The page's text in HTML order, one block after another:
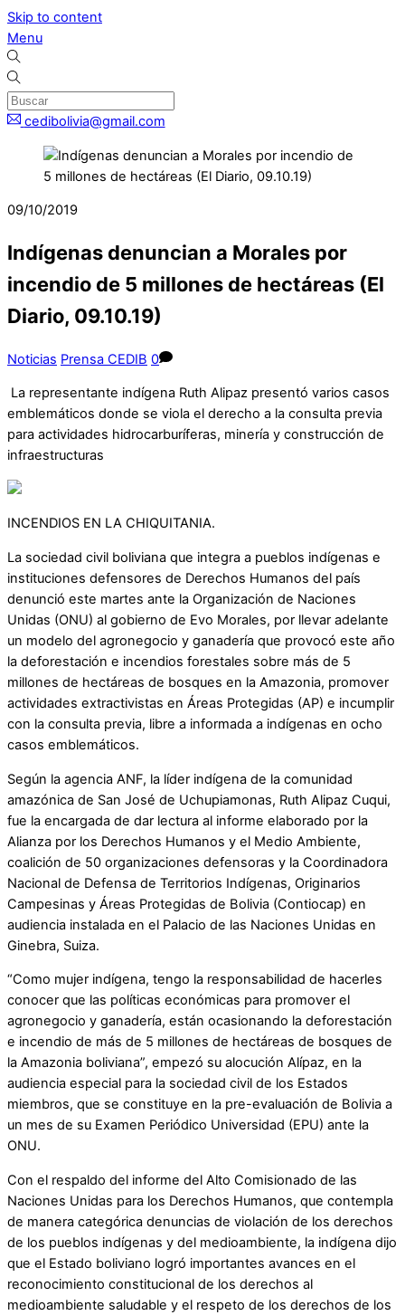
Skip to content
Menu
cedibolivia@gmail.com
09/10/2019
Indígenas denuncian a Morales por
incendio de 5 millones de hectáreas (El
Diario, 09.10.19)
Noticias Prensa CEDIB 0
La representante indígena Ruth Alipaz presentó varios casos
emblemáticos donde se viola el derecho a la consulta previa
para actividades hidrocarburíferas, minería y construcción de
infraestructuras
INCENDIOS EN LA CHIQUITANIA.
La sociedad civil boliviana que integra a pueblos indígenas e
instituciones defensores de Derechos Humanos del país
denunció este martes ante la Organización de Naciones
Unidas (ONU) al gobierno de Evo Morales, por llevar adelante
un modelo del agronegocio y ganadería que provocó este año
la deforestación e incendios forestales sobre más de 5
millones de hectáreas de bosques en la Amazonia, promover
actividades extractivistas en Áreas Protegidas (AP) e incumplir
con la consulta previa, libre a informada a indígenas en ocho
casos emblemáticos.
Según la agencia ANF, la líder indígena de la comunidad
amazónica de San José de Uchupiamonas, Ruth Alipaz Cuqui,
fue la encargada de dar lectura al informe elaborado por la
Alianza por los Derechos Humanos y el Medio Ambiente,
coalición de 50 organizaciones defensoras y la Coordinadora
Nacional de Defensa de Territorios Indígenas, Originarios
Campesinas y Áreas Protegidas de Bolivia (Contiocap) en
audiencia instalada en el Palacio de las Naciones Unidas en
Ginebra, Suiza.
“Como mujer indígena, tengo la responsabilidad de hacerles
conocer que las políticas económicas para promover el
agronegocio y ganadería, están ocasionando la deforestación
e incendio de más de 5 millones de hectáreas de bosques de
la Amazonia boliviana”, empezó su alocución Alípaz, en la
audiencia especial para la sociedad civil de los Estados
miembros, que se constituye en la pre-evaluación de Bolivia a
un mes de su Examen Periódico Universidad (EPU) ante la
ONU.
Con el respaldo del informe del Alto Comisionado de las
Naciones Unidas para los Derechos Humanos, que contempla
de manera categórica denuncias de violación de los derechos
de los pueblos indígenas y del medioambiente, la indígena dijo
que el Estado boliviano logró importantes avances en el
reconocimiento constitucional de los derechos al
medioambiente saludable y el respeto de los derechos de los